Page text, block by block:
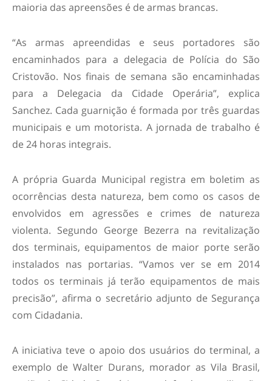
maioria das apreensões é de armas brancas.
“As armas apreendidas e seus portadores são
encaminhados para a delegacia de Polícia do São
Cristovão. Nos finais de semana são encaminhadas
para a Delegacia da Cidade Operária”, explica
Sanchez. Cada guarnição é formada por três guardas
municipais e um motorista. A jornada de trabalho é
de 24 horas integrais.
A própria Guarda Municipal registra em boletim as
ocorrências desta natureza, bem como os casos de
envolvidos em agressões e crimes de natureza
violenta. Segundo George Bezerra na revitalização
dos terminais, equipamentos de maior porte serão
instalados nas portarias. “Vamos ver se em 2014
todos os terminais já terão equipamentos de mais
precisão”, afirma o secretário adjunto de Segurança
com Cidadania.
A iniciativa teve o apoio dos usuários do terminal, a
exemplo de Walter Durans, morador as Vila Brasil,